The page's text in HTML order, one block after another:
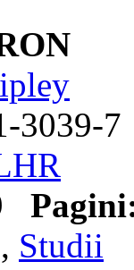
3039-7
, Studii